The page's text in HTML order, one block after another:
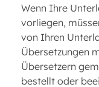
Wenn Ihre
vorliegen,
von Ihren
Übersetzungen
Übersetzern
bestellt oder